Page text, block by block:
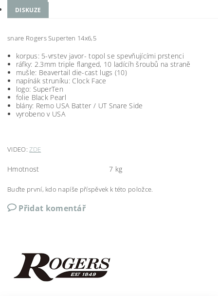
DISKUZE
snare Rogers Superten 14x6,5
korpus: 5-vrstev javor- topol se spevňujícími prstenci
ráfky: 2.3mm triple flanged, 10 ladícíh šroubů na straně
mušle: Beavertail die-cast lugs (10)
napínák struníku: Clock Face
logo: SuperTen
folie Black Pearl
blány: Remo USA Batter / UT Snare Side
vyrobeno v USA
VIDEO:ZDE
Hmotnost 7 kg
Buďte první, kdo napíše příspěvek k této položce.
Přidat komentář